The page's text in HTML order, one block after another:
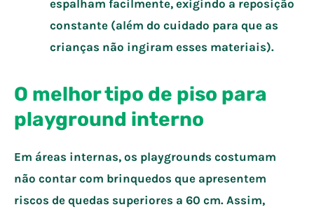
espalham facilmente, exigindo a reposição
constante (além do cuidado para que as
crianças não ingiram esses materiais).
O melhor tipo de piso para
playground interno
Em áreas internas, os playgrounds costumam
não contar com brinquedos que apresentem
riscos de quedas superiores a 60 cm. Assim,